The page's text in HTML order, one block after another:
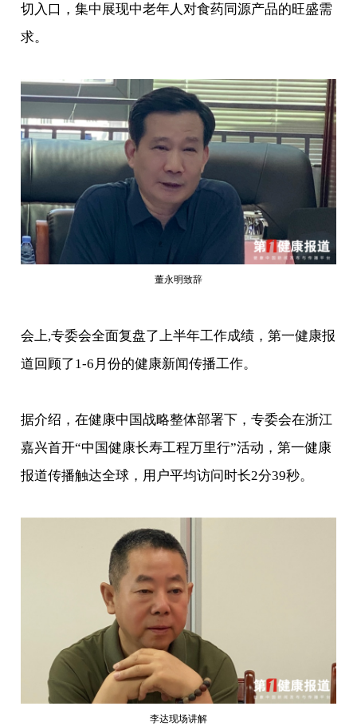
切入口，集中展现中老年人对食药同源产品的旺盛需
求。
董永明致辞
会上,专委会全面复盘了上半年工作成绩，第一健康报
道回顾了1-6月份的健康新闻传播工作。
据介绍，在健康中国战略整体部署下，专委会在浙江
嘉兴首开“中国健康长寿工程万里行”活动，第一健康
报道传播触达全球，用户平均访问时长2分39秒。
李达现场讲解